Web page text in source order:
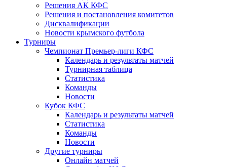
Решения АК КФС
Решения и постановления комитетов
Дисквалификации
Новости крымского футбола
Турниры
Чемпионат Премьер-лиги КФС
Календарь и результаты матчей
Турнирная таблица
Статистика
Команды
Новости
Кубок КФС
Календарь и результаты матчей
Статистика
Команды
Новости
Другие турниры
Онлайн матчей